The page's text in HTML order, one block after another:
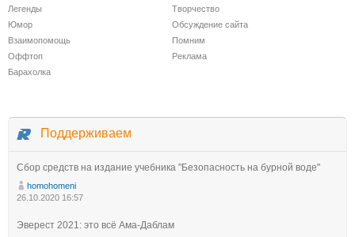
Легенды
Творчество
Юмор
Обсуждение сайта
Взаимопомощь
Помним
Оффтоп
Реклама
Барахолка
Поддерживаем
Сбор средств на издание учебника "Безопасность на бурной воде"
homohomeni
26.10.2020 16:57
Эверест 2021: это всё Ама-Даблам